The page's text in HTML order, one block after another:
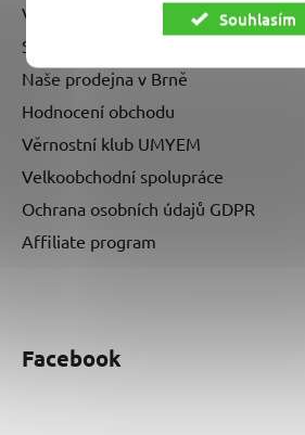
Souhlasím
Vrácení zboží a reklamace
Stav mé objednávky
Naše prodejna v Brně
Hodnocení obchodu
Věrnostní klub UMYEM
Velkoobchodní spolupráce
Ochrana osobních údajů GDPR
Affiliate program
Facebook